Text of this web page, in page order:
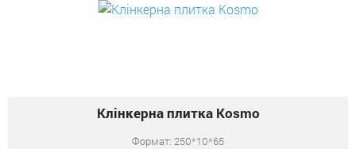
Клінкерна плитка Kosmo
Формат: 250*10*65